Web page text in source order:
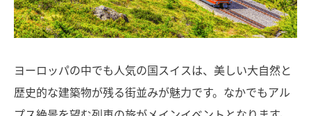
ヨーロッパの中でも人気の国スイスは、美しい大自然と
歴史的な建築物が残る街並みが魅力です。なかでもアル